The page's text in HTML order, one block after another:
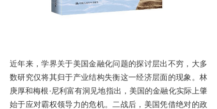
近年来，学界关于美国金融化问题的探讨层出不穷，大多
数研究仅将其归于产业结构失衡这一经济层面的现象。林
庚厚和梅根·尼利富有洞见地指出，美国的金融化实际上肇
始于应对霸权领导力的危机。二战后，美国凭借绝对的政